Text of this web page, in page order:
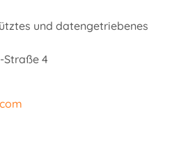
und datengetriebenes
Straße 4